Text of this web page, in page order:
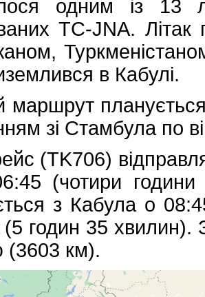
одним із 13
TC-JNA.
в Кабулі.
зі Стамбула по
(TK706)
(чотири
з Кабула о
годин 35
км).